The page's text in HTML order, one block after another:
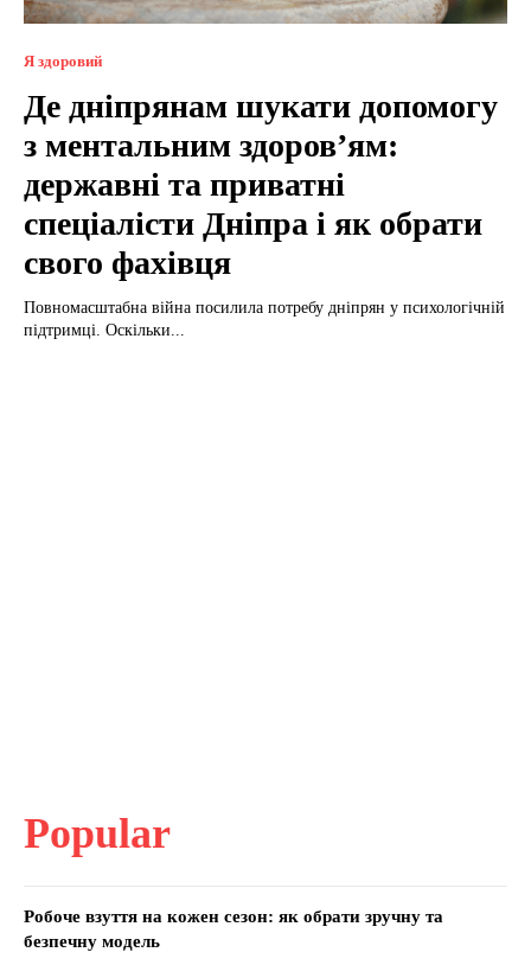
Я здоровий
Де дніпрянам шукати допомогу
з ментальним здоров’ям:
державні та приватні
спеціалісти Дніпра і як обрати
свого фахівця
Повномасштабна війна посилила потребу дніпрян у психологічній
підтримці. Оскільки...
Popular
Робоче взуття на кожен сезон: як обрати зручну та
безпечну модель